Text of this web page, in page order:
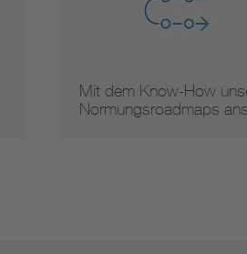
Mit dem Know-How
Normungsroadmaps